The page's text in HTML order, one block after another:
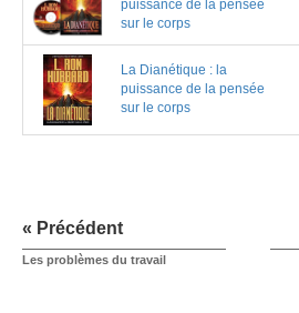
puissance de la pensée
sur le corps
La Dianétique : la
puissance de la pensée
sur le corps
« Précédent
Les problèmes du travail